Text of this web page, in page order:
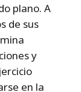
plano. A
de sus
y
en la